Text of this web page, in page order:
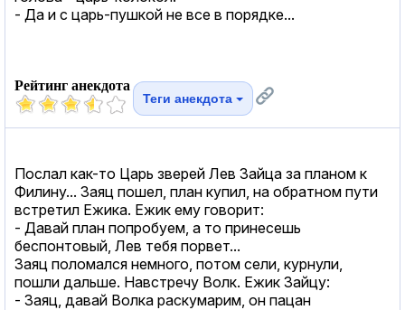
- Да и с царь-пушкой не все в порядке...
Рейтинг анекдота
Теги анекдота
Послал как-то Царь зверей Лев Зайца за планом к
Филину... Заяц пошел, план купил, на обратном пути
встретил Ежика. Ежик ему говорит:
- Давай план попробуем, а то принесешь
беспонтовый, Лев тебя порвет...
Заяц поломался немного, потом сели, курнули,
пошли дальше. Навстречу Волк. Ежик Зайцу:
- Заяц, давай Волка раскумарим, он пацан